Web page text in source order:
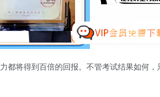
都将得到百倍的回报。不管考试结果如何